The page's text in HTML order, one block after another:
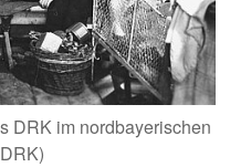
DRK im nordbayerischen